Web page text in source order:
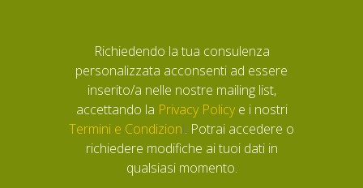
Richiedendo la tua consulenza
personalizzata acconsenti ad essere
inserito/a nelle nostre mailing list,
accettando la Privacy Policye i nostri
Termini e Condizioni. Potrai accedere o
richiedere modifiche ai tuoi dati in
qualsiasi momento.